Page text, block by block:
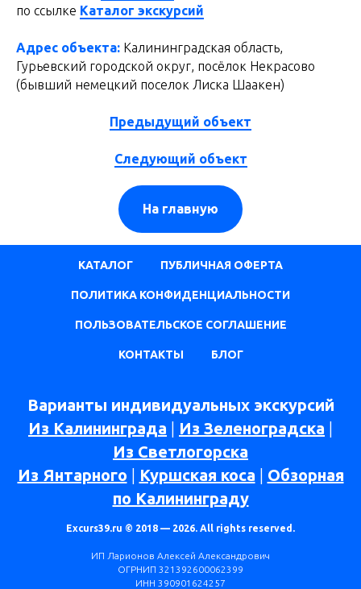
по ссылке Каталог экскурсий
Адрес объекта: Калининградская область,
Гурьевский городской округ, посёлок Некрасово
(бывший немецкий поселок Лиска Шаакен)
Предыдущий объект
Следующий объект
На главную
КАТАЛОГ ПУБЛИЧНАЯ ОФЕРТА
ПОЛИТИКА КОНФИДЕНЦИАЛЬНОСТИ
ПОЛЬЗОВАТЕЛЬСКОЕ СОГЛАШЕНИЕ
КОНТАКТЫ БЛОГ
Варианты индивидуальных экскурсий
Из Калининграда
Из Зеленоградска
Из Светлогорска
Из Янтарного
Куршская коса
Обзорная
по Калининграду
Excurs39.ru © 2018 — 2026. All rights reserved.
ИП Ларионов Алексей Александрович
ОГРНИП 321392600062399
ИНН 390901624257